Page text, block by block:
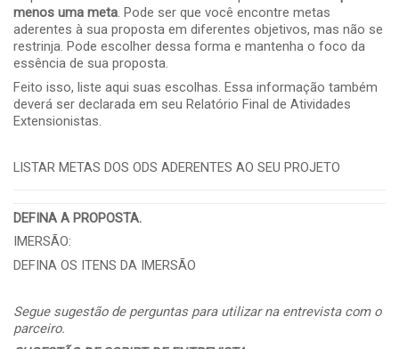
menos uma meta. Pode ser que você encontre metas
aderentes à sua proposta em diferentes objetivos, mas não se
restrinja. Pode escolher dessa forma e mantenha o foco da
essência de sua proposta.
Feito isso, liste aqui suas escolhas. Essa informação também
deverá ser declarada em seu Relatório Final de Atividades
Extensionistas.
LISTAR METAS DOS ODS ADERENTES AO SEU PROJETO
DEFINA A PROPOSTA.
IMERSÃO:
DEFINA OS ITENS DA IMERSÃO
Segue sugestão de perguntas para utilizar na entrevista com o
parceiro.